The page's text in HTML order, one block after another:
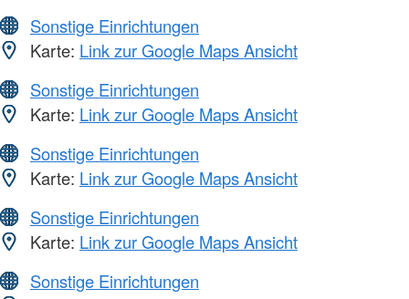
Sonstige Einrichtungen
Karte: Link zur Google Maps Ansicht
Sonstige Einrichtungen
Karte: Link zur Google Maps Ansicht
Sonstige Einrichtungen
Karte: Link zur Google Maps Ansicht
Sonstige Einrichtungen
Karte: Link zur Google Maps Ansicht
Sonstige Einrichtungen